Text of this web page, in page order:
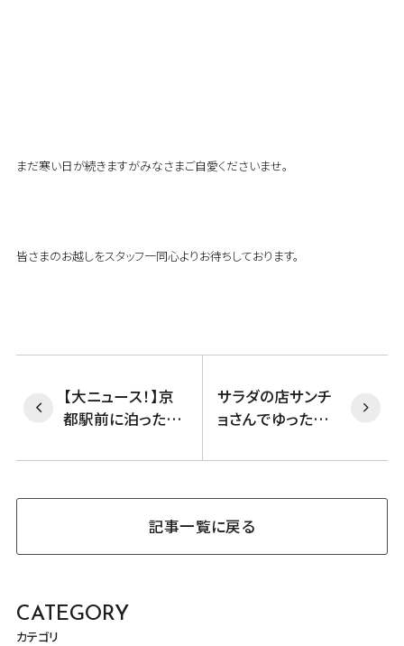
まだ寒い日が続きますがみなさまご自愛くださいませ。
皆さまのお越しをスタッフ一同心よりお待ちしております。
【大ニュース！】京
都駅前に泊ったら
ジサービスも利用
サラダの店サンチ
ョさんでゆったりラ
記事一覧に戻る
CATEGORY
カテゴリ